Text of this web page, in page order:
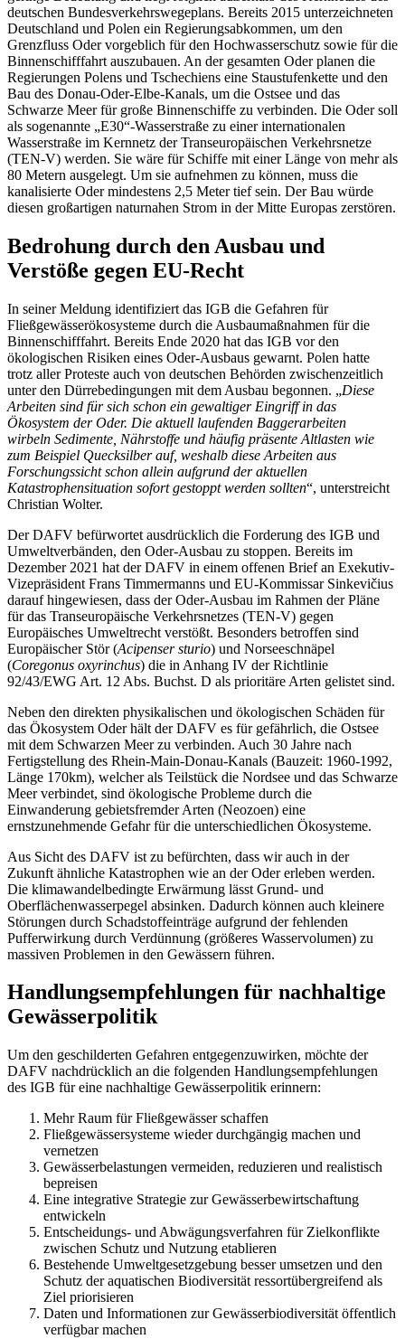
deutschen Bundesverkehrswegeplans. Bereits 2015 unterzeichneten
Deutschland und Polen ein Regierungsabkommen, um den
Grenzfluss Oder vorgeblich für den Hochwasserschutz sowie für die
Binnenschifffahrt auszubauen. An der gesamten Oder planen die
Regierungen Polens und Tschechiens eine Staustufenkette und den
Bau des Donau-Oder-Elbe-Kanals, um die Ostsee und das
Schwarze Meer für große Binnenschiffe zu verbinden. Die Oder soll
als sogenannte „E30“-Wasserstraße zu einer internationalen
Wasserstraße im Kernnetz der Transeuropäischen Verkehrsnetze
(TEN-V) werden. Sie wäre für Schiffe mit einer Länge von mehr als
80 Metern ausgelegt. Um sie aufnehmen zu können, muss die
kanalisierte Oder mindestens 2,5 Meter tief sein. Der Bau würde
diesen großartigen naturnahen Strom in der Mitte Europas zerstören.
Bedrohung durch den Ausbau und
Verstöße gegen EU-Recht
In seiner Meldung identifiziert das IGB die Gefahren für
Fließgewässerökosysteme durch die Ausbaumaßnahmen für die
Binnenschifffahrt. Bereits Ende 2020 hat das IGB vor den
ökologischen Risiken eines Oder-Ausbaus gewarnt. Polen hatte
trotz aller Proteste auch von deutschen Behörden zwischenzeitlich
unter den Dürrebedingungen mit dem Ausbau begonnen. „Diese
Arbeiten sind für sich schon ein gewaltiger Eingriff in das
Ökosystem der Oder. Die aktuell laufenden Baggerarbeiten
wirbeln Sedimente, Nährstoffe und häufig präsente Altlasten wie
zum Beispiel Quecksilber auf, weshalb diese Arbeiten aus
Forschungssicht schon allein aufgrund der aktuellen
Katastrophensituation sofort gestoppt werden sollten“, unterstreicht
Christian Wolter.
Der DAFV befürwortet ausdrücklich die Forderung des IGB und
Umweltverbänden, den Oder-Ausbau zu stoppen. Bereits im
Dezember 2021 hat der DAFV in einem offenen Brief an Exekutiv-
Vizepräsident Frans Timmermanns und EU-Kommissar Sinkevičius
darauf hingewiesen, dass der Oder-Ausbau im Rahmen der Pläne
für das Transeuropäische Verkehrsnetzes (TEN-V) gegen
Europäisches Umweltrecht verstößt. Besonders betroffen sind
Europäischer Stör (Acipenser sturio) und Norseeschnäpel
(Coregonus oxyrinchus) die in Anhang IV der Richtlinie
92/43/EWG Art. 12 Abs. Buchst. D als prioritäre Arten gelistet sind.
Neben den direkten physikalischen und ökologischen Schäden für
das Ökosystem Oder hält der DAFV es für gefährlich, die Ostsee
mit dem Schwarzen Meer zu verbinden. Auch 30 Jahre nach
Fertigstellung des Rhein-Main-Donau-Kanals (Bauzeit: 1960-1992,
Länge 170km), welcher als Teilstück die Nordsee und das Schwarze
Meer verbindet, sind ökologische Probleme durch die
Einwanderung gebietsfremder Arten (Neozoen) eine
ernstzunehmende Gefahr für die unterschiedlichen Ökosysteme.
Aus Sicht des DAFV ist zu befürchten, dass wir auch in der
Zukunft ähnliche Katastrophen wie an der Oder erleben werden.
Die klimawandelbedingte Erwärmung lässt Grund- und
Oberflächenwasserpegel absinken. Dadurch können auch kleinere
Störungen durch Schadstoffeinträge aufgrund der fehlenden
Pufferwirkung durch Verdünnung (größeres Wasservolumen) zu
massiven Problemen in den Gewässern führen.
Handlungsempfehlungen für nachhaltige
Gewässerpolitik
Um den geschilderten Gefahren entgegenzuwirken, möchte der
DAFV nachdrücklich an die folgenden Handlungsempfehlungen
des IGB für eine nachhaltige Gewässerpolitik erinnern:
Mehr Raum für Fließgewässer schaffen
Fließgewässersysteme wieder durchgängig machen und
vernetzen
Gewässerbelastungen vermeiden, reduzieren und realistisch
bepreisen
Eine integrative Strategie zur Gewässerbewirtschaftung
entwickeln
Entscheidungs- und Abwägungsverfahren für Zielkonflikte
zwischen Schutz und Nutzung etablieren
Bestehende Umweltgesetzgebung besser umsetzen und den
Schutz der aquatischen Biodiversität ressortübergreifend als
Ziel priorisieren
Daten und Informationen zur Gewässerbiodiversität öffentlich
verfügbar machen